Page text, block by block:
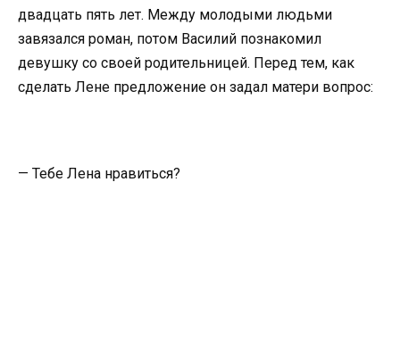
двадцать пять лет. Между молодыми людьми
завязался роман, потом Василий познакомил
девушку со своей родительницей. Перед тем, как
сделать Лене предложение он задал матери вопрос:
— Тебе Лена нравиться?